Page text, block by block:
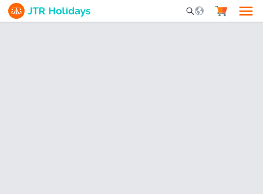
Mobile Search